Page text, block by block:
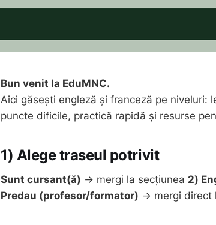
Bun venit la EduMNC.
Aici găsești engleză și franceză pe niveluri:
puncte dificile, practică rapidă și resurse
1) Alege traseul potrivit
Sunt cursant(ă) → mergi la secțiunea 2)
Predau (profesor/formator) → mergi direct